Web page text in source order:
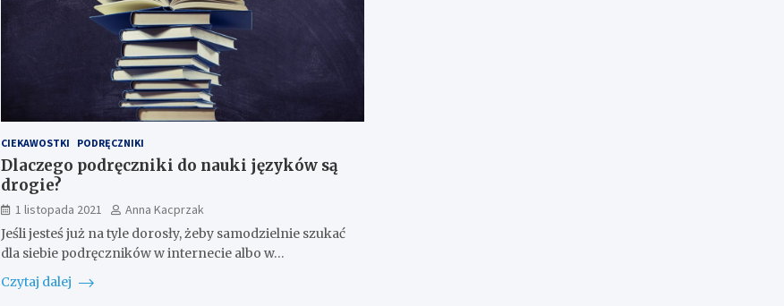
CIEKAWOSTKI PODRĘCZNIKI
Dlaczego podręczniki do nauki języków są
drogie?
1 listopada 2021
Anna Kacprzak
Jeśli jesteś już na tyle dorosły, żeby samodzielnie szukać
dla siebie podręczników w internecie albo w…
Czytaj dalej